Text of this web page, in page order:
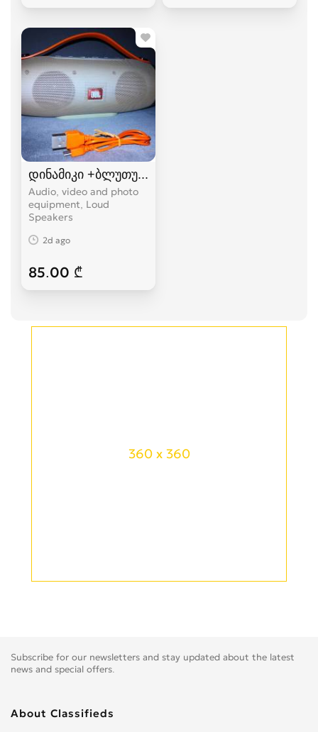
დინამიკი +ბლუთუზი+FM+USB.(K5+)
Audio, video and photo
equipment, Loud
Speakers
2d ago
85.00 ₾
360 x 360
Subscribe for our newsletters and stay updated about the latest
news and special offers.
About Classifieds